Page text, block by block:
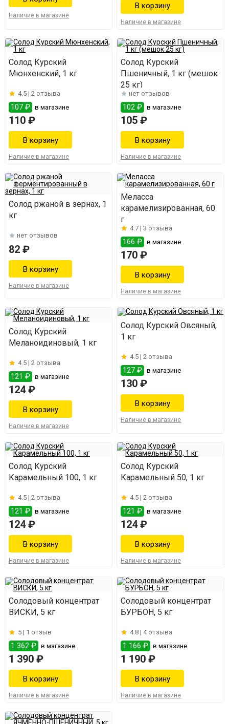
Наличие в магазине
Наличие в магазине
Солод Курский
Мюнхенский, 1 кг
4.5 | 2 отзыва
107 ₽ в магазине
110 ₽
Наличие в магазине
Солод Курский
Пшеничный, 1 кг (мешок
25 кг)
нет отзывов
102 ₽ в магазине
105 ₽
Наличие в магазине
Солод ржаной в зёрнах, 1
кг
нет отзывов
82 ₽
Наличие в магазине
Меласса
карамелизированная, 60
г
4.7 |3 отзыва
166 ₽ в магазине
170 ₽
Наличие в магазине
Солод Курский
Меланоидиновый, 1 кг
4.5 | 2 отзыва
121 ₽ в магазине
124 ₽
Наличие в магазине
Солод Курский Овсяный,
1 кг
4.5 |2 отзыва
127 ₽ в магазине
130 ₽
Наличие в магазине
Солод Курский
Карамельный 100, 1 кг
4.5 | 2 отзыва
121 ₽ в магазине
124 ₽
Наличие в магазине
Солод Курский
Карамельный 50, 1 кг
4.5 |2 отзыва
121 ₽ в магазине
124 ₽
Наличие в магазине
Солодовый концентрат
ВИСКИ, 5 кг
5 | 1 отзыв
1 362 ₽ в магазине
1 390 ₽
Наличие в магазине
Солодовый концентрат
БУРБОН, 5 кг
4.8 | 4 отзыва
1 166 ₽ в магазине
1 190 ₽
Наличие в магазине